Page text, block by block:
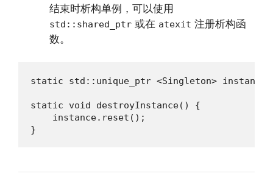
结束时析构单例，可以使用
std::shared_ptr 或在 atexit 注册析构函
数。
static std::unique_ptr <Singleton> instance;
static void destroyInstance() {
    instance.reset();
}